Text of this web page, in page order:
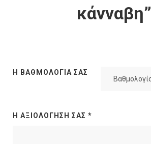
κάνναβη”
Η ΒΑΘΜΟΛΟΓΊΑ ΣΑΣ
Η ΑΞΙΟΛΌΓΗΣΉ ΣΑΣ *